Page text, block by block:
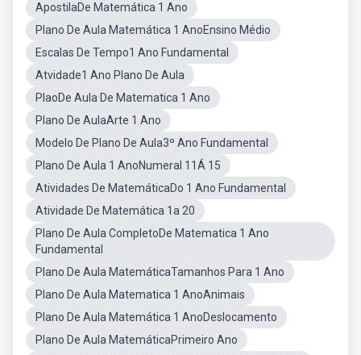
ApostilaDe Matemática 1 Ano
Plano De Aula Matemática 1 AnoEnsino Médio
Escalas De Tempo1 Ano Fundamental
Atvidade1 Ano Plano De Aula
PlaoDe Aula De Matematica 1 Ano
Plano De AulaArte 1 Ano
Modelo De Plano De Aula3º Ano Fundamental
Plano De Aula 1 AnoNumeral 11Á 15
Atividades De MatemáticaDo 1 Ano Fundamental
Atividade De Matemática 1a 20
Plano De Aula CompletoDe Matematica 1 Ano
Fundamental
Plano De Aula MatemáticaTamanhos Para 1 Ano
Plano De Aula Matematica 1 AnoAnimais
Plano De Aula Matemática 1 AnoDeslocamento
Plano De Aula MatemáticaPrimeiro Ano